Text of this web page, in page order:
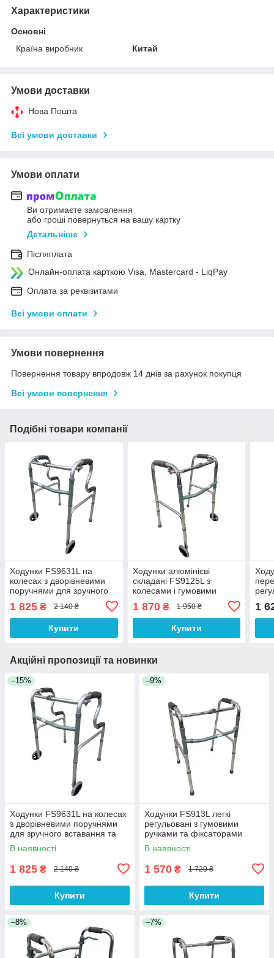
Характеристики
Основні
Країна виробник
Китай
Умови доставки
Нова Пошта
Всі умови доставки
Умови оплати
Ви отримаєте замовлення
або гроші повернуться на вашу картку
Детальніше
Післяплата
Онлайн-оплата карткою Visa, Mastercard - LiqPay
Оплата за реквізитами
Всі умови оплати
Умови повернення
Повернення товару впродовж 14 днів за рахунок покупця
Всі умови повернення
Подібні товари компанії
Ходунки FS9631L на
колесах з дворівневими
поручнями для зручного
вставання та пересування
1 825 ₴ 2 140 ₴
Купити
Ходунки алюмінієві
складані FS9125L з
колесами і гумовими
1 870₴ 1 950 ₴
Купити
1
Акційні пропозиції та новинки
–15%
Ходунки FS9631L на колесах
з дворівневими поручнями
для зручного вставання та
пересування
В наявності
1 825 ₴ 2 140 ₴
Купити
–9%
Ходунки FS913L легкі
регульовані з гумовими
ручками та фіксаторами
В наявності
1 570 ₴ 1 720 ₴
Купити
–8% –7%